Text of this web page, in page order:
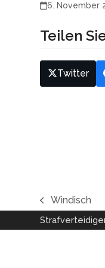
6. November
Teilen
Twitter
vorheriger
Beitrag:
Windisch